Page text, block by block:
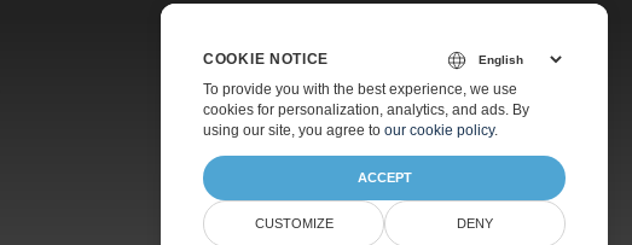
Preços
Suporte Pago
Sobre
COOKIE NOTICE
To provide you with the best experience, we use
cookies for personalization, analytics, and ads. By
using our site, you agree to our cookie policy.
ACCEPT
CUSTOMIZE DENY